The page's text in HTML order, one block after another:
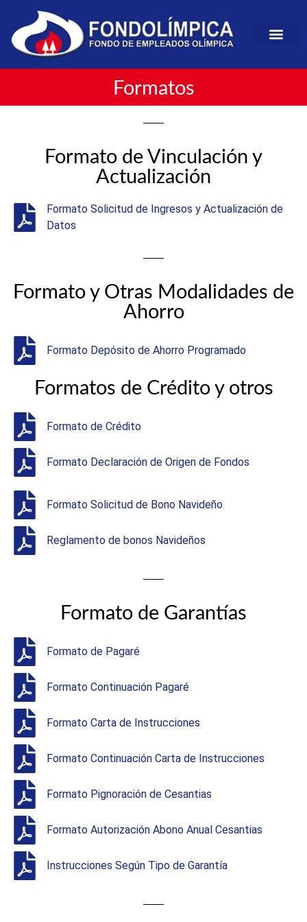
Formatos
Formato de Vinculación y
Actualización
Formato Solicitud de Ingresos y Actualización de
Datos
Formato y Otras Modalidades de
Ahorro
Formato Depósito de Ahorro Programado
Formatos de Crédito y otros
Formato de Crédito
Formato Declaración de Origen de Fondos
Formato Solicitud de Bono Navideño
Reglamento de bonos Navideños
Formato de Garantías
Formato de Pagaré
Formato Continuación Pagaré
Formato Carta de Instrucciones
Formato Continuación Carta de Instrucciones
Formato Pignoración de Cesantias
Formato Autorización Abono Anual Cesantias
Instrucciones Según Tipo de Garantía